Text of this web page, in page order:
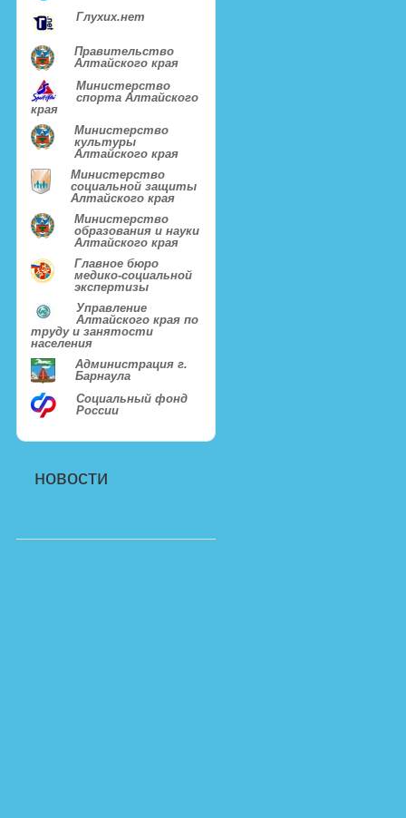
Глухих.нет
Правительство
Алтайского края
Министерство
спорта Алтайского
края
Министерство
культуры
Алтайского края
Министерство
социальной защиты
Алтайского края
Министерство
образования и науки
Алтайского края
Главное бюро
медико-социальной
экспертизы
Управление
Алтайского края по
труду и занятости
населения
Администрация г.
Барнаула
Социальный фонд
России
новости